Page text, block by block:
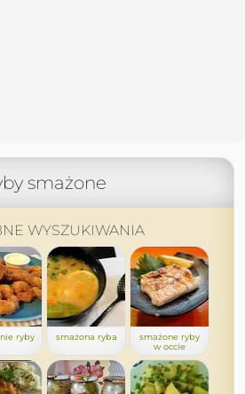
smażone
WYSZUKIWANIA
ryby smażona ryba
smażone ryby
w occie